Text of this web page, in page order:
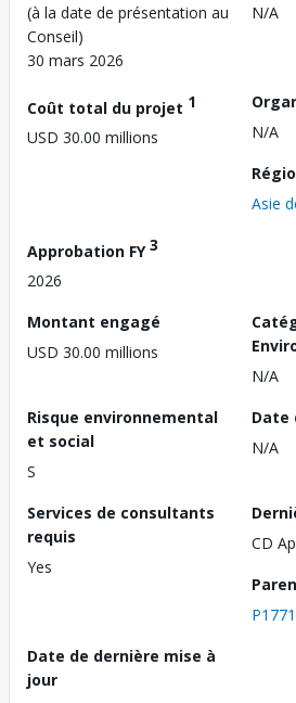
(à la date de présentation au
Conseil)
30 mars 2026
N/A
Coût total du projet 1
USD 30.00 millions
N/A
Asie
Approbation FY3
2026
Montant engagé
USD 30.00 millions
N/A
Risque environnemental
et social
S
Date
N/A
Services de consultants
requis
Yes
CD
Date de dernière mise à
jour